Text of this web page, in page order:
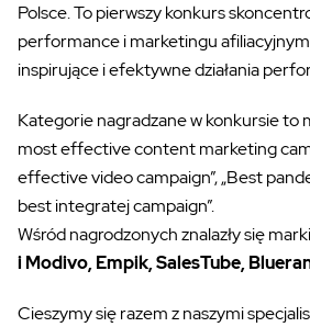
Polsce. To pierwszy konkurs
performance i marketingu
inspirujące i efektywne działania
Kategorie nagradzane w konkursie to
most effective content marketing
effective video campaign”, „Best
best integratej campaign”.
Wśród nagrodzonych znalazły się
i Modivo, Empik, SalesTube,
Cieszymy się razem z naszymi